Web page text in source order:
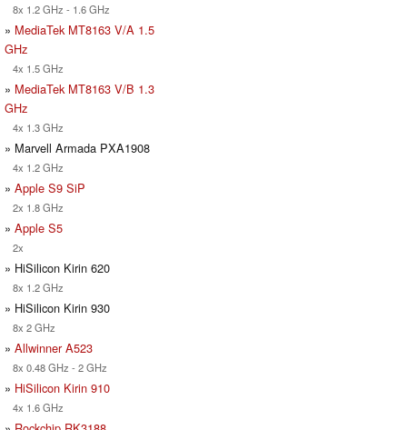
8x 1.2 GHz - 1.6 GHz
» MediaTek MT8163 V/A 1.5
GHz
4x 1.5 GHz
» MediaTek MT8163 V/B 1.3
GHz
4x 1.3 GHz
» Marvell Armada PXA1908
4x 1.2 GHz
» Apple S9 SiP
2x 1.8 GHz
» Apple S5
2x
» HiSilicon Kirin 620
8x 1.2 GHz
» HiSilicon Kirin 930
8x 2 GHz
» Allwinner A523
8x 0.48 GHz - 2 GHz
» HiSilicon Kirin 910
4x 1.6 GHz